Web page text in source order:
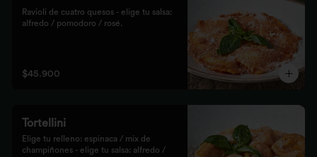
Ravioli de cuatro quesos - elige tu salsa:
alfredo / pomodoro / rosé.
$45.900
Tortellini
Elige tu relleno: espinaca / mix de
champiñones - elige tu salsa: alfredo /